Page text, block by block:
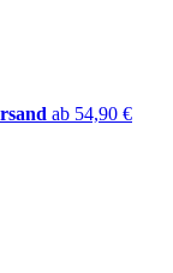
ab 54,90 €